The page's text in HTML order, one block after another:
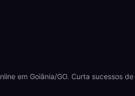
em Goiânia/GO. Curta sucessos